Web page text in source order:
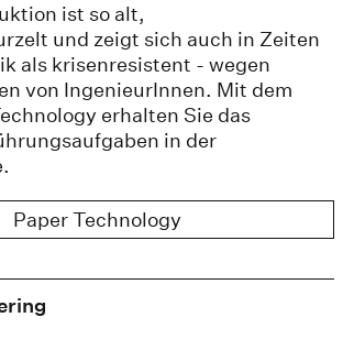
ist so alt,
und zeigt sich auch in Zeiten
als krisenresistent - wegen
von IngenieurInnen. Mit dem
erhalten Sie das
in der
Paper Technology